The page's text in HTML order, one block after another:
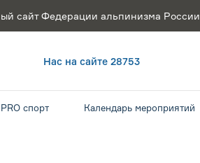
сайт Федерации альпинизма России
Нас на сайте 28753
PRO спорт Календарь мероприятий